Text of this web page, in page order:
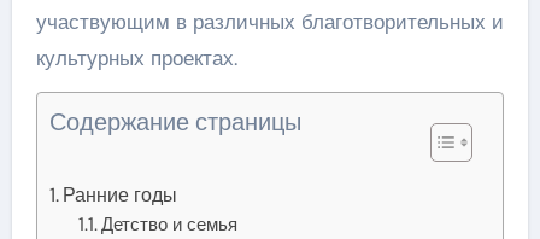
участвующим в различных благотворительных и
культурных проектах.
Содержание страницы
Ранние годы
Детство и семья